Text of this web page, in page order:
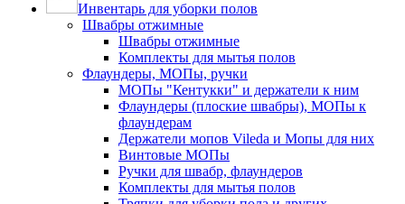
Инвентарь для уборки полов
Швабры отжимные
Швабры отжимные
Комплекты для мытья полов
Флаундеры, МОПы, ручки
МОПы "Кентукки" и держатели к ним
Флаундеры (плоские швабры), МОПы к
флаундерам
Держатели мопов Vileda и Мопы для них
Винтовые МОПы
Ручки для швабр, флаундеров
Комплекты для мытья полов